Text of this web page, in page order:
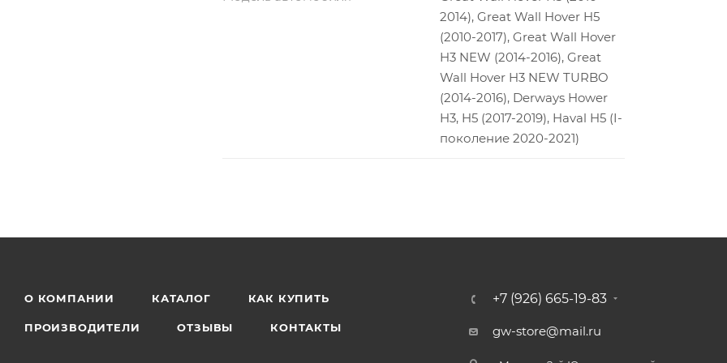
2014), Great Wall Hover H5
(2010-2017), Great Wall Hover
H3 NEW (2014-2016), Great
Wall Hover H3 NEW TURBO
(2014-2016), Derways Hower
H3, H5 (2017-2019), Haval H5 (I-
поколение 2020-2021)
О КОМПАНИИ КАТАЛОГ КАК КУПИТЬ
ПРОИЗВОДИТЕЛИ ОТЗЫВЫ КОНТАКТЫ
+7 (926) 665-19-83
gw-store@mail.ru